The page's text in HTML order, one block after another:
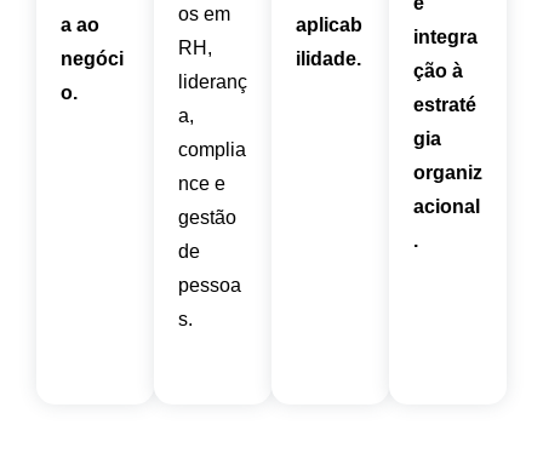
a ao
negóci
o.
os em
RH,
lideranç
a,
complia
nce e
gestão
de
pessoa
s.
aplicab
ilidade.
integra
ção à
estraté
gia
organiz
acional
.